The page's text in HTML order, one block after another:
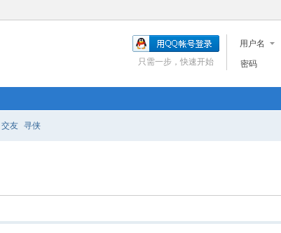
用户名
密码
只需一步，快速开始
交友 寻侠